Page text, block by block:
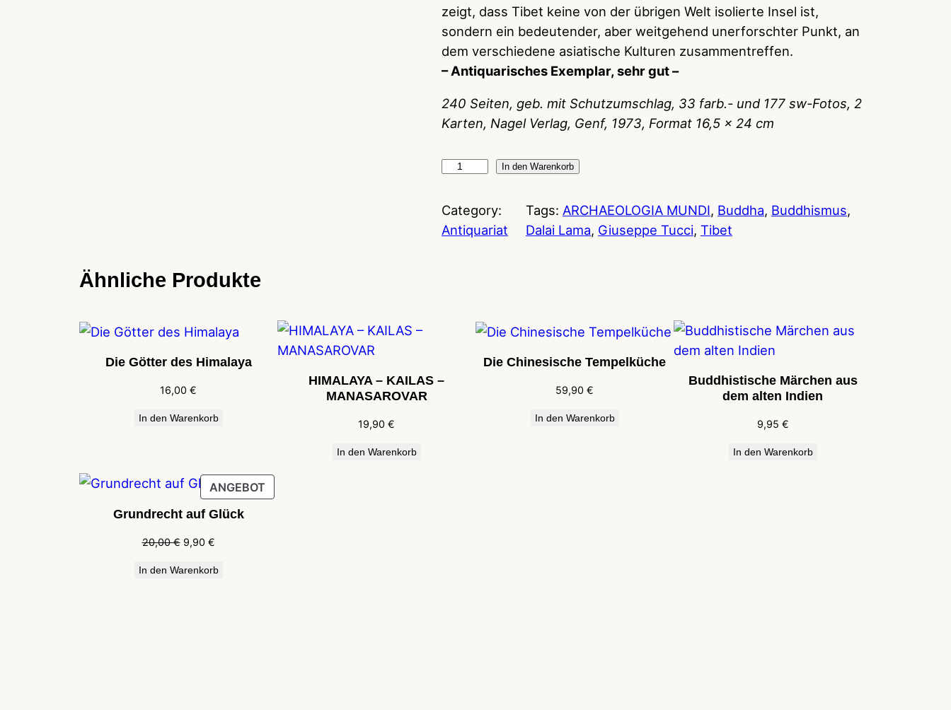
zeigt, dass Tibet keine von der übrigen Welt isolierte Insel ist,
sondern ein bedeutender, aber weitgehend unerforschter Punkt, an
dem verschiedene asiatische Kulturen zusammentreffen.
– Antiquarisches Exemplar, sehr gut –
240 Seiten, geb. mit Schutzumschlag, 33 farb.- und 177 sw-Fotos, 2
Karten, Nagel Verlag, Genf, 1973, Format 16,5 x 24 cm
b
e
p
In den Warenkorb
Category:
Antiquariat
Tags: ARCHAEOLOGIA MUNDI, Buddha, Buddhismus
Dalai Lama, Giuseppe Tucci, Tibet
Ähnliche Produkte
Die Götter des Himalaya
16,00 €
In den Warenkorb
HIMALAYA – KAILAS –
MANASAROVAR
19,90 €
In den Warenkorb
Die Chinesische Tempelküche
59,90 €
In den Warenkorb
Buddhistische Märchen aus
dem alten Indien
9,95 €
In den Warenkorb
ANGEBOTPRODUKT
IM
Grundrecht auf Glück
20,00€ Ursprünglicher
war:
9,90 €Aktueller
ist:
In den Warenkorb